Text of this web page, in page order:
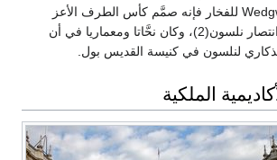
لمصنع ودجوود Wedgwood للفخار فإنه صمَّم كأس الطرف الأعز
الشهير لتخليد ذكرى انتصار نلسون(2)، وكان نحَّاتا ومعماريا في أن
لنلسون في كنيسة القديس بول.
الملكية